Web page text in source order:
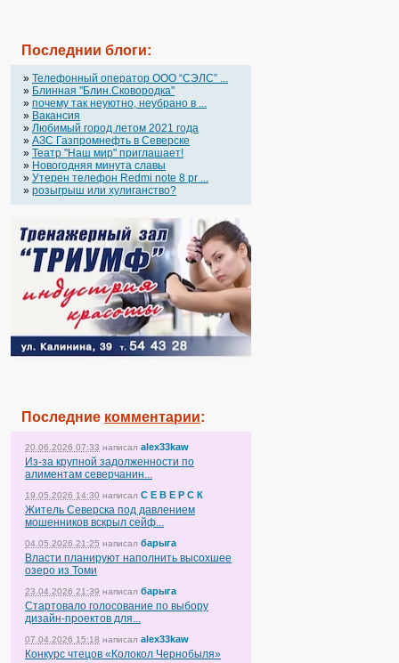
Последнии блоги:
» Телефонный оператор OOO “СЭЛС” ...
» Блинная "Блин.Сковородка"
» почему так неуютно, неубрано в ...
» Вакансия
» Любимый город летом 2021 года
» АЗС Газпромнефть в Северске
» Театр "Наш мир" приглашает!
» Новогодняя минута славы
» Утерен телефон Redmi note 8 pr ...
» розыгрыш или хулиганство?
Последние комментарии:
20.06.2026 07:33 написал alex33kaw
Из-за крупной задолженности по
алиментам северчанин...
19.05.2026 14:30 написал С Е В Е Р С К
Житель Северска под давлением
мошенников вскрыл сейф...
04.05.2026 21:25 написал барыга
Власти планируют наполнить высохшее
озеро из Томи
23.04.2026 21:39 написал барыга
Стартовало голосование по выбору
дизайн-проектов для...
07.04.2026 15:18 написал alex33kaw
Конкурс чтецов «Колокол Чернобыля»